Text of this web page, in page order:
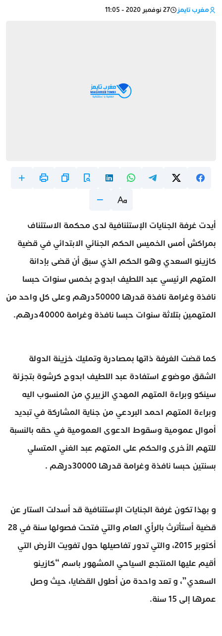
مغرب تايمز 27 نوفمبر 2020 - 11:05
أيدت غرفة الجنايات الإستئنافية لدى محكمة الاستئناف
بمراكش أمس الخميس الحكم الجنائي الابتدائي في قضية
كازينو السعدي وهو الحكم الذي سبق أن قضى بإدانة
المتهم الرئيسي عبد اللطيف ابدوح بخمس سنوات حبسا
نافذة وغرامة نافذة قدرها 50000درهم وعلى كل واحد من
المتهمين بتلاثة سنوات حبسا نافذة وغرامة 40000درهم.
كما قضت الغرفة ذاتها بمصادرة وتمليك خزينة الدولة
الشقق موضوع استفادة عبد اللطيف ابدوح كرشوة بتجزئة
سينكو وبراءة المتهم المهدي الزبيري من المنسوب اليه
وبراءة المتهم احمد البردعي من جناية المشاركة في تبديد
أموال عمومية وسقوط الدعوى العمومية في حقه بالنسبة
للتهم الأخرى والحكم على المتهم عبد الغني المتسلي
بسنتين حبسا نافذة وغرامة قدرها 30000درهم .
و بهذا تكون غرفة الجنايات الإستئنافية قد أسدلت الستار عن
قضية أستأترث بالرأي العام والتي فتحت فصولها سنة في 28
أكتوبر 2015، والتي تدور تفاصيلها حول تفويت الأرض التي
أقيم عليها المنتجع السياحي المشهور باسم “كازينو
السعدي”، و تعد واحدة من أطول القضايا، حيث وصل
عمرها إلى 15 سنة.